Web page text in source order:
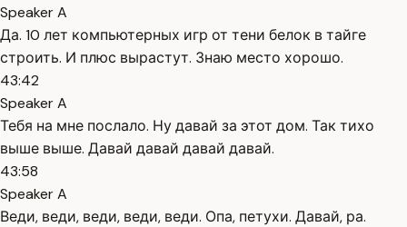
Speaker A
Да. 10 лет компьютерных игр от тени белок в тайге
строить. И плюс вырастут. Знаю место хорошо.
43:42
Speaker A
Тебя на мне послало. Ну давай за этот дом. Так тихо
выше выше. Давай давай давай давай.
43:58
Speaker A
Веди, веди, веди, веди, веди. Опа, петухи. Давай, ра.